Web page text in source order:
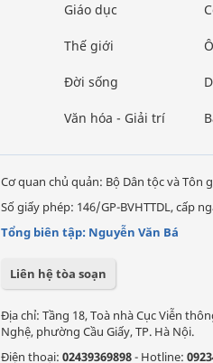
Giáo dục
Thế giới
Đời sống
Văn hóa - Giải trí
Cơ quan chủ quản: Bộ Dân tộc và Tôn
Số giấy phép: 146/GP-BVHTTDL, cấp
Tổng biên tập: Nguyễn Văn Bá
Liên hệ tòa soạn
Địa chỉ: Tầng 18, Toà nhà Cục Viễn
Nghệ, phường Cầu Giấy, TP. Hà Nội.
Điện thoại: 02439369898- Hotline: